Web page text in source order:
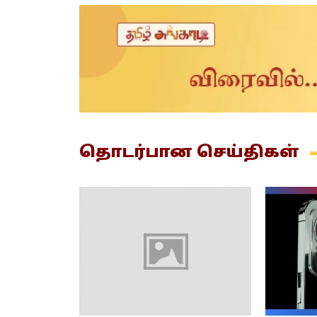
தொடர்பான செய்திகள்